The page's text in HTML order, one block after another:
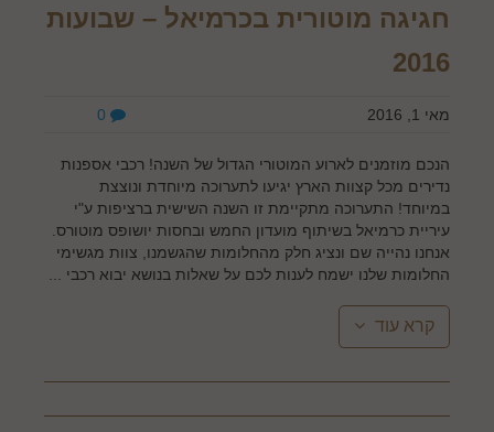
חגיגה מוטורית בכרמיאל – שבועות
2016
מאי 1, 2016
הנכם מוזמנים לארוע המוטורי הגדול של השנה! רכבי אספנות
נדירים מכל קצוות הארץ יגיעו לתערוכה מיוחדת ונוצצת
במיוחד! התערוכה מתקיימת זו השנה השישית ברציפות ע"י
עיריית כרמיאל בשיתוף מועדון החמש ובחסות יושופס מוטורס.
אנחנו נהייה שם ונציג חלק מהחלומות שהגשמנו, צוות מגשימי
החלומות שלנו ישמח לענות לכם על שאלות בנושא יבוא רכבי ...
קרא עוד